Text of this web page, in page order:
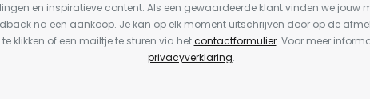
en inspiratieve content. Als een gewaardeerde klant vinden we jouw
na een aankoop. Je kan op elk moment uitschrijven door op de
klikken of een mailtje te sturen via hetcontactformulier. Voor meer
privacyverklaring.